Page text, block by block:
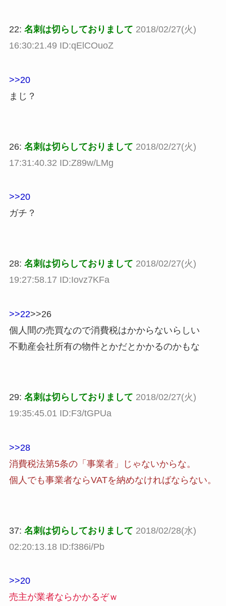
22: 名刺は切らしておりまして 2018/02/27(火)
16:30:21.49 ID:qElCOuoZ
>>20
まじ？
26: 名刺は切らしておりまして 2018/02/27(火)
17:31:40.32 ID:Z89w/LMg
>>20
ガチ？
28: 名刺は切らしておりまして 2018/02/27(火)
19:27:58.17 ID:Iovz7KFa
>>22>>26
個人間の売買なので消費税はかからないらしい
不動産会社所有の物件とかだとかかるのかもな
29: 名刺は切らしておりまして 2018/02/27(火)
19:35:45.01 ID:F3/tGPUa
>>28
消費税法第5条の「事業者」じゃないからな。
個人でも事業者ならVATを納めなければならない。
37: 名刺は切らしておりまして 2018/02/28(水)
02:20:13.18 ID:f386i/Pb
>>20
売主が業者ならかかるぞｗ